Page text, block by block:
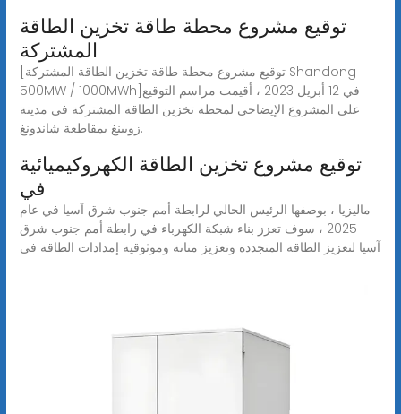
توقيع مشروع محطة طاقة تخزين الطاقة
المشتركة
[توقيع مشروع محطة طاقة تخزين الطاقة المشتركة Shandong
500MW / 1000MWh]في 12 أبريل 2023 ، أقيمت مراسم التوقيع
على المشروع الإيضاحي لمحطة تخزين الطاقة المشتركة في مدينة
زوبينغ بمقاطعة شاندونغ.
توقيع مشروع تخزين الطاقة الكهروكيميائية
في
ماليزيا ، بوصفها الرئيس الحالي لرابطة أمم جنوب شرق آسيا في عام
2025 ، سوف تعزز بناء شبكة الكهرباء في رابطة أمم جنوب شرق
آسيا لتعزيز الطاقة المتجددة وتعزيز متانة وموثوقية إمدادات الطاقة في